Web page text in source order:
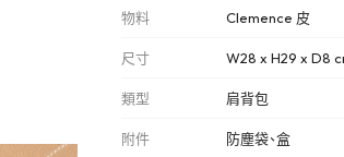
物料 Clemence 皮
尺寸 W28 x H29 x D8
類型 肩背包
附件 防塵袋、盒